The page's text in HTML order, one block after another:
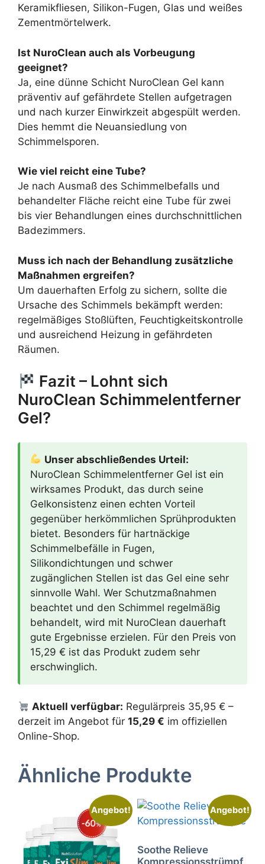
Keramikfliesen, Silikon-Fugen, Glas und weißes
Zementmörtelwerk.
Ist NuroClean auch als Vorbeugung
geeignet?
Ja, eine dünne Schicht NuroClean Gel kann
präventiv auf gefährdete Stellen aufgetragen
und nach kurzer Einwirkzeit abgespült werden.
Dies hemmt die Neuansiedlung von
Schimmelsporen.
Wie viel reicht eine Tube?
Je nach Ausmaß des Schimmelbefalls und
behandelter Fläche reicht eine Tube für zwei
bis vier Behandlungen eines durchschnittlichen
Badezimmers.
Muss ich nach der Behandlung zusätzliche
Maßnahmen ergreifen?
Um dauerhaften Erfolg zu sichern, sollte die
Ursache des Schimmels bekämpft werden:
regelmäßiges Stoßlüften, Feuchtigkeitskontrolle
und ausreichend Heizung in gefährdeten
Räumen.
Fazit – Lohnt sich
NuroClean Schimmelentferner
Gel?
Unser abschließendes Urteil:
NuroClean Schimmelentferner Gel ist ein
wirksames Produkt, das durch seine
Gelkonsistenz einen echten Vorteil
gegenüber herkömmlichen Sprühprodukten
bietet. Besonders für hartnäckige
Schimmelbefälle in Fugen,
Silikondichtungen und schwer
zugänglichen Stellen ist das Gel eine sehr
sinnvolle Wahl. Wer Schutzmaßnahmen
beachtet und den Schimmel regelmäßig
behandelt, wird mit NuroClean dauerhaft
gute Ergebnisse erzielen. Für den Preis von
15,29 € ist das Produkt zudem sehr
erschwinglich.
Aktuell verfügbar: Regulärpreis 35,95 € –
derzeit im Angebot für 15,29 € im offiziellen
Online-Shop.
Ähnliche Produkte
Angebot! Angebot!
Soothe Relieve
Kompressionsstrümpf